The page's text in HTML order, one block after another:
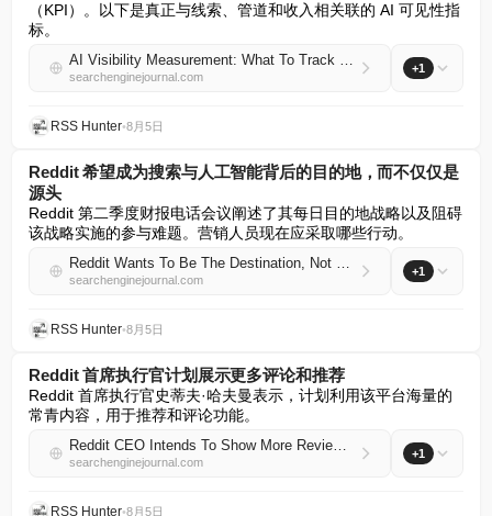
（KPI）。以下是真正与线索、管道和收入相关联的 AI 可见性指
标。
AI Visibility Measurement: What To Track & What To Ignore
searchenginejournal.com
+1
RSS Hunter•8月5日
Reddit 希望成为搜索与人工智能背后的目的地，而不仅仅是
源头
Reddit 第二季度财报电话会议阐述了其每日目的地战略以及阻碍
该战略实施的参与难题。营销人员现在应采取哪些行动。
Reddit Wants To Be The Destination, Not Just The Source Behind Search & AI
searchenginejournal.com
+1
RSS Hunter•8月5日
Reddit 首席执行官计划展示更多评论和推荐
Reddit 首席执行官史蒂夫·哈夫曼表示，计划利用该平台海量的
常青内容，用于推荐和评论功能。
Reddit CEO Intends To Show More Reviews And Recommendations
searchenginejournal.com
+1
RSS Hunter•8月5日